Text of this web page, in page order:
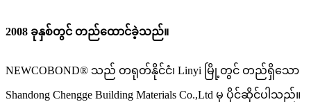
2008 ခုနှစ်တွင် တည်ထောင်ခဲ့သည်။
NEWCOBOND® သည် တရုတ်နိုင်ငံ၊ Linyi မြို့တွင် တည်ရှိသော
Shandong Chengge Building Materials Co.,Ltd မှ ပိုင်ဆိုင်ပါသည်။